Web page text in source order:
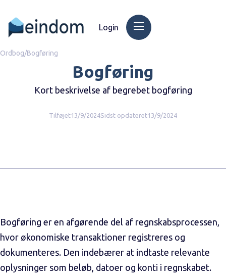
Login
Ordbog/Bogføring
Bogføring
Kort beskrivelse af begrebet bogføring
Tilføjet13/9/2024Sidst opdateret13/9/2024
Bogføring er en afgørende del af regnskabsprocessen,
hvor økonomiske transaktioner registreres og
dokumenteres. Den indebærer at indtaste relevante
oplysninger som beløb, datoer og konti i regnskabet.